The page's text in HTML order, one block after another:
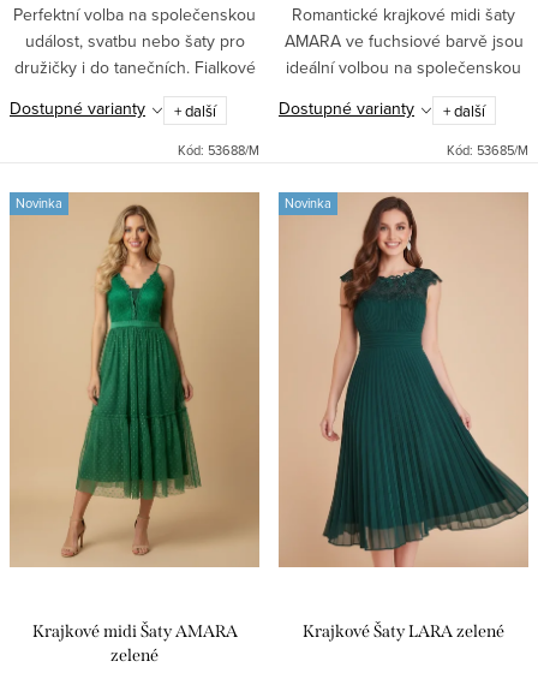
Perfektní volba na společenskou
událost, svatbu nebo šaty pro
družičky i do tanečních. Fialkové
midi šaty s přiléhavým
korzetovým krajkovým topem a
nastavitelnými ramínky...
Dostupné varianty + další
Kód: 53688/M
Romantické krajkové midi šaty
AMARA ve fuchsiové barvě jsou
ideální volbou na společenskou
událost, svatbu nebo pro
družičky. Přiléhavý korzetový top
s nastavitelnými ramínky a...
Dostupné varianty + další
Kód: 53685/M
Novinka
Krajkové midi Šaty AMARA
zelené
Novinka
Krajkové Šaty LARA zelené